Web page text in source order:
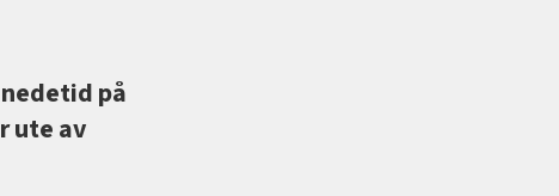
på
ute av